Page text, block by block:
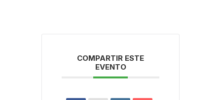
COMPARTIR ESTE
EVENTO